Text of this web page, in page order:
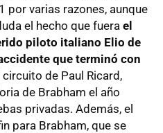
por varias razones, aunque
el hecho que fuera el
piloto italiano Elio de
que terminó con
circuito de Paul Ricard,
de Brabham el año
privadas. Además, el
para Brabham, que se